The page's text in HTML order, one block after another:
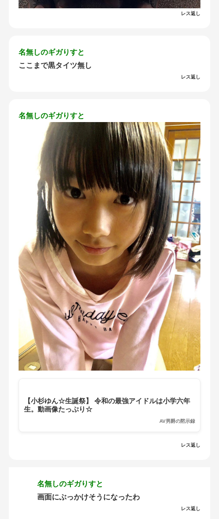
レス返し
名無しのギガりすと
ここまで黒タイツ無し
レス返し
名無しのギガりすと
【小杉ゆん☆生誕祭】 令和の最強アイドルは小学六年
生。動画像たっぷり☆
AV男爵の黙示録
レス返し
名無しのギガりすと
画面にぶっかけそうになったわ
レス返し